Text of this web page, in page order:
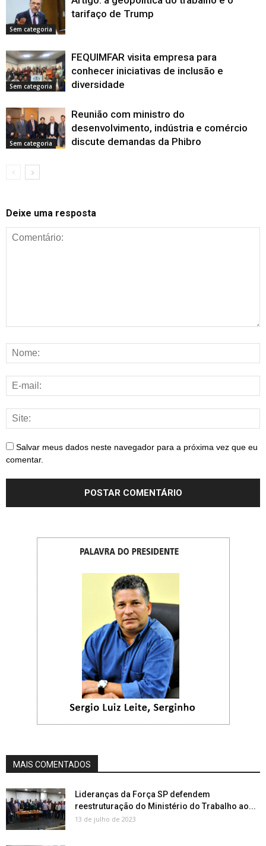
Sem categoria
tarifaço de Trump
Sem categoria
FEQUIMFAR visita empresa para
conhecer iniciativas de inclusão e
diversidade
Sem categoria
Reunião com ministro do
desenvolvimento, indústria e comércio
discute demandas da Phibro
Deixe uma resposta
Salvar meus dados neste navegador para a próxima vez que eu
comentar.
MAIS COMENTADOS
Lideranças da Força SP defendem
reestruturação do Ministério do Trabalho ao...
13 de julho de 2023